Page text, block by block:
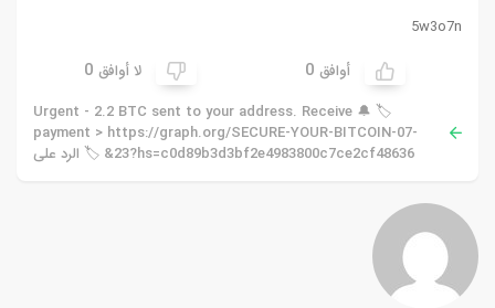
5w3o7n
أوافق 0 لا أوافق 0
🏷 🔔 Urgent - 2.2 BTC sent to your address. Receive
payment > https://graph.org/SECURE-YOUR-BITCOIN-07-
23?hs=c0d89b3d3bf2e4983800c7ce2cf48636& 🏷 الرد على